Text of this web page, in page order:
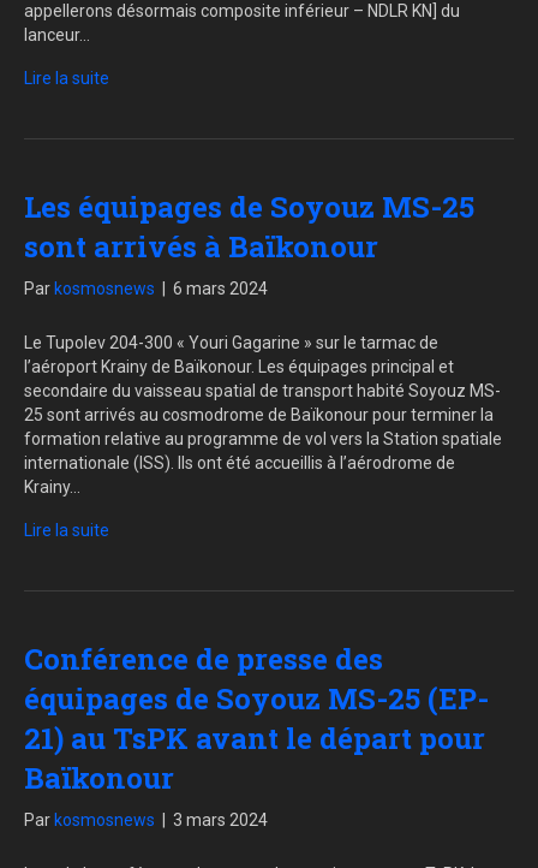
appellerons désormais composite inférieur – NDLR KN] du
lanceur…
Lire la suite
Les équipages de Soyouz MS-25
sont arrivés à Baïkonour
Par kosmosnews 6 mars 2024
Le Tupolev 204-300 « Youri Gagarine » sur le tarmac de
l’aéroport Krainy de Baïkonour. Les équipages principal et
secondaire du vaisseau spatial de transport habité Soyouz MS-
25 sont arrivés au cosmodrome de Baïkonour pour terminer la
formation relative au programme de vol vers la Station spatiale
internationale (ISS). Ils ont été accueillis à l’aérodrome de
Krainy…
Lire la suite
Conférence de presse des
équipages de Soyouz MS-25 (EP-
21) au TsPK avant le départ pour
Baïkonour
Par kosmosnews 3 mars 2024